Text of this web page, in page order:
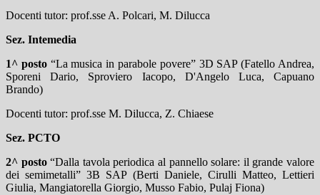
Docenti tutor: prof.sse A. Polcari, M. Dilucca
Sez. Intemedia
1^ posto“La musica in parabole povere” 3D SAP (Fatello Andrea,
Sporeni Dario, Sproviero Iacopo, D'Angelo Luca, Capuano
Brando)
Docenti tutor: prof.sse M. Dilucca, Z. Chiaese
Sez. PCTO
2^ posto“Dalla tavola periodica al pannello solare: il grande valore
dei semimetalli” 3B SAP (Berti Daniele, Cirulli Matteo, Lettieri
Giulia, Mangiatorella Giorgio, Musso Fabio, Pulaj Fiona)